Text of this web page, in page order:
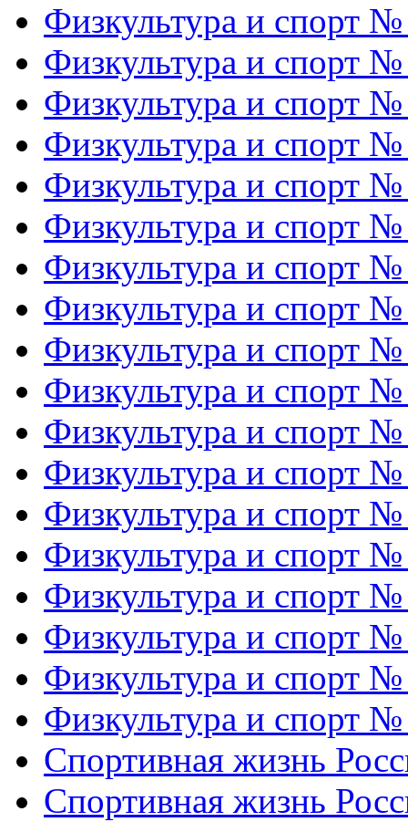
Физкультура и спорт
Физкультура и спорт
Физкультура и спорт
Физкультура и спорт
Физкультура и спорт
Физкультура и спорт
Физкультура и спорт
Физкультура и спорт
Физкультура и спорт
Физкультура и спорт
Физкультура и спорт
Физкультура и спорт
Физкультура и спорт
Физкультура и спорт
Физкультура и спорт
Физкультура и спорт
Физкультура и спорт
Физкультура и спорт
Спортивная жизнь
Спортивная жизнь